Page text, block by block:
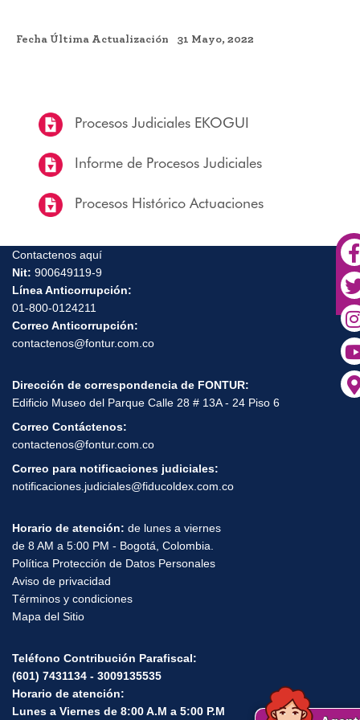
Fecha Última Actualización 31 Mayo, 2022
Procesos Judiciales EKOGUI
Informe de Procesos Judiciales
Procesos Histórico Actuaciones
Contactenos aquí
Nit: 900649119-9
Línea Anticorrupción:
01-800-0124211
Correo Anticorrupción:
contactenos@fontur.com.co
Dirección de correspondencia de FONTUR:
Edificio Museo del Parque Calle 28 # 13A - 24 Piso 6
Correo Contáctenos:
contactenos@fontur.com.co
Correo para notificaciones judiciales:
notificaciones.judiciales@fiducoldex.com.co
Horario de atención: de lunes a viernes
de 8 AM a 5:00 PM - Bogotá, Colombia.
Política Protección de Datos Personales
Aviso de privacidad
Términos y condiciones
Mapa del Sitio
Teléfono Contribución Parafiscal:
(601) 7431134 - 3009135535
Horario de atención:
Lunes a Viernes de 8:00 A.M a 5:00 P.M